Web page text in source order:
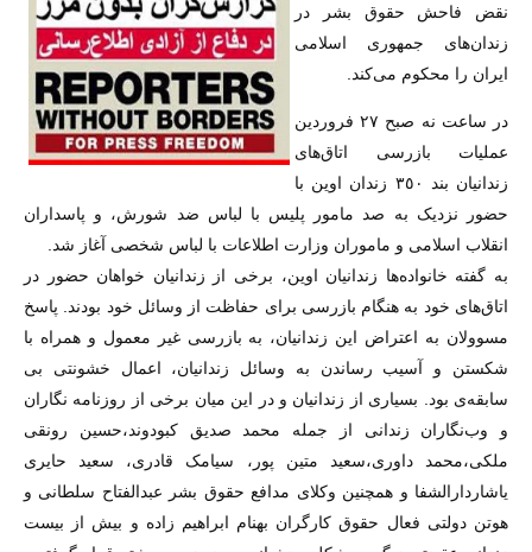
نقض فاحش حقوق بشر در
زندان‌های جمهوری اسلامی
ایران را محکوم می‌کند.
در ساعت نه صبح ٢٧ فروردین
عملیات بازرسی اتاق‌‌های
زندانیان بند ٣٥٠ زندان اوین با
حضور نزدیک به صد مامور پلیس با لباس ضد شورش، و پاسداران
انقلاب اسلامی و ماموران وزارت اطلاعات با لباس شخصی آغاز شد.
به گفته خانواده‌ها زندانیان اوین، برخی از زندانیان خواهان حضور در
اتاق‌های خود به هنگام بازرسی برای حفاظت از وسائل خود بودند. پاسخ
مسوولان به اعتراض این زندانیان، به بازرسی غیر معمول و همراه با
شکستن و آسیب رساندن به وسائل زندانیان، اعمال خشونتی بی
سابقه‌ی بود. بسیاری از زندانیان و در این میان برخی از روزنامه نگاران
و وب‌نگاران زندانی از جمله محمد صدیق کبودوند،حسین رونقی
ملکی،محمد داوری،سعید متین پور، سیامک قادری، سعید حایری
یاشاردارالشفا و همچنین وکلای مدافع حقوق بشر عبدالفتاح سلطانی و
هوتن دولتی فعال حقوق کارگران بهنام ابراهیم زاده و بیش از بیست